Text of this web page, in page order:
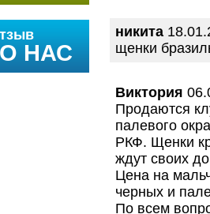
О НАС
никита
щенки
Виктория
Продаются
палевого
РКФ. Щенки
ждут своих
Цена на
черных и
По всем